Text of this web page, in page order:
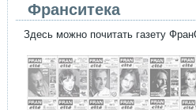
Франситека
Здесь можно почитать газету